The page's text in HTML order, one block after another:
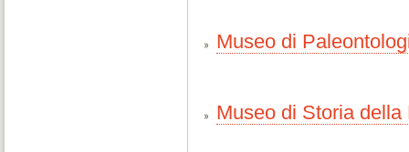
Museo di
Museo di Storia della